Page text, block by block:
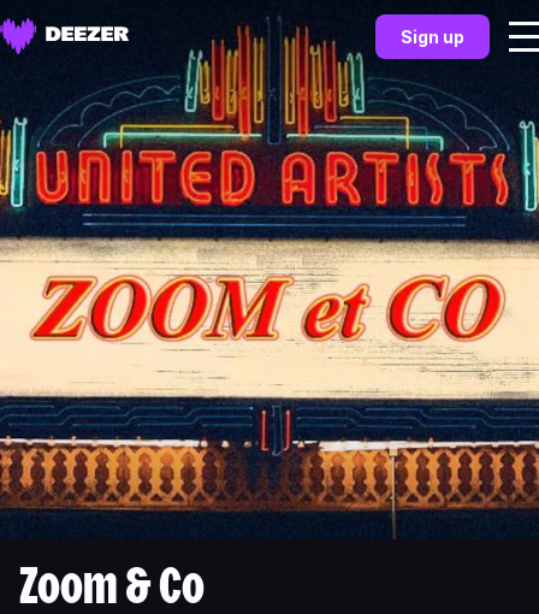
Sign up
Zoom & Co